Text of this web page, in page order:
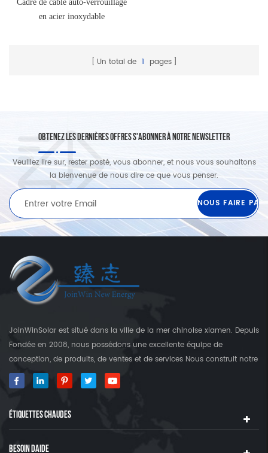
Cadre de câble auto-verrouillage
en acier inoxydable
Un total de 1 pages
OBTENEZ LES DERNIÈRES OFFRES S'ABONNER À NOTRE NEWSLETTER
Veuillez lire sur, rester posté, vous abonner, et nous vous souhaitons
la bienvenue de nous dire ce que vous penser.
JoinWinSolar est situé dans la ville de la mer chinoise xiamen. Depuis
Fondée en 2008, nous possédons une excellente équipe de
conception, de produits, de ventes et de services Nous construit notre
propre usine qui est plus que 3000 Square's terre. En tant que
fournisseur mondial des crochets de fixation solaire, JoinwinSolar a
notre produit JoinwinSolar Les produits comprennent le Suivant: 1,
Systèmes de montage solaire sur le toit en métal et accessoires 2,
tuile Systèmes de montage solaire sur le toit et accessoires 3,
ÉTIQUETTES CHAUDES
BESOIN DAIDE